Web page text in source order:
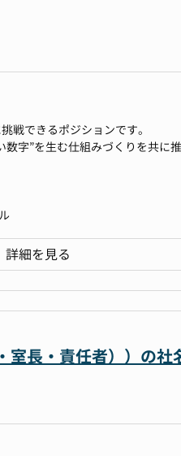
、事業成長を推進するための経
提言を行う機会が多く、早期に
ド感があります。
戦できるポジションです。
字”を生む仕組みづくりを共に推
準備業務」いずれか（もしくは
だきながら、上場企業水準の経
詳細を見る
室長・責任者））の社